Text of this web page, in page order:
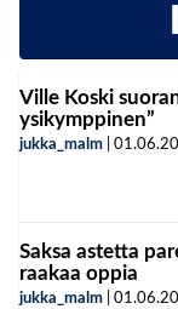
Ville Koski
ysikymppinen”
jukka_malm
Saksa astetta
raakaa oppia
jukka_malm